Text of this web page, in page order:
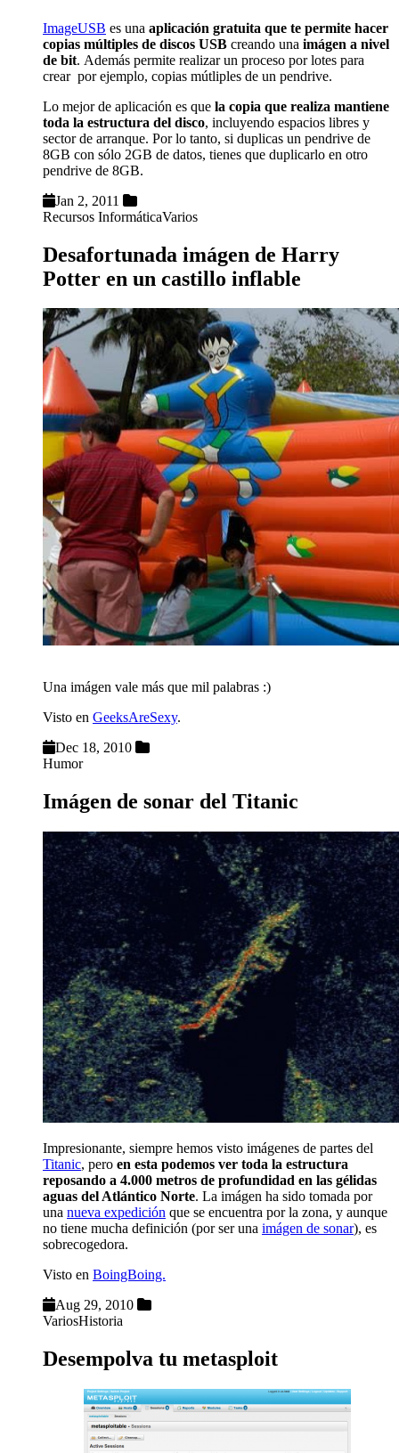
ImageUSB es una aplicación gratuita que te permite hacer
copias múltiples de discos USB creando una imágen a nivel
de bit. Además permite realizar un proceso por lotes para
crear por ejemplo, copias mútliples de un pendrive.
Lo mejor de aplicación es que la copia que realiza mantiene
toda la estructura del disco, incluyendo espacios libres y
sector de arranque. Por lo tanto, si duplicas un pendrive de
8GB con sólo 2GB de datos, tienes que duplicarlo en otro
pendrive de 8GB.
Jan 2, 2011
Recursos InformáticaVarios
Desafortunada imágen de Harry
Potter en un castillo inflable
Una imágen vale más que mil palabras :)
Visto en GeeksAreSexy.
Dec 18, 2010
Humor
Imágen de sonar del Titanic
Impresionante, siempre hemos visto imágenes de partes del
Titanic, pero en esta podemos ver toda la estructura
reposando a 4.000 metros de profundidad en las gélidas
aguas del Atlántico Norte. La imágen ha sido tomada por
una nueva expedición que se encuentra por la zona, y aunque
no tiene mucha definición (por ser una imágen de sonar), es
sobrecogedora.
Visto en BoingBoing.
Aug 29, 2010
VariosHistoria
Desempolva tu metasploit